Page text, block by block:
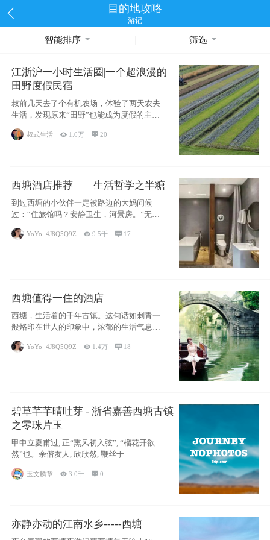
目的地攻略
游记
智能排序 筛选
江浙沪一小时生活圈|一个超浪漫的
田野度假民宿
叔前几天去了个有机农场，体验了两天农夫
生活，发现原来“田野”也能成为度假的主旋
律。江
叔式生活  1.0万 20
西塘酒店推荐——生活哲学之半糖
到过西塘的小伙伴一定被路边的大妈问候
过：“住旅馆吗？安静卫生，河景房。”无意
YoYo_4J8Q5Q9Z 9.5千  17
西塘值得一住的酒店
西塘，生活着的千年古镇。这句话如刺青一
般烙印在世人的印象中，浓郁的生活气息，
小桥流水
YoYo_4J8Q5Q9Z  1.4万  18
碧草芊芊晴吐芽 - 浙省嘉善西塘古镇
之零珠片玉
甲申立夏甫过, 正“熏风初入弦”, “榴花开欲
然”也。余偕友人, 欣欣然, 鞭丝于
玉文麟章  3.0千 0
亦静亦动的江南水乡-----西塘